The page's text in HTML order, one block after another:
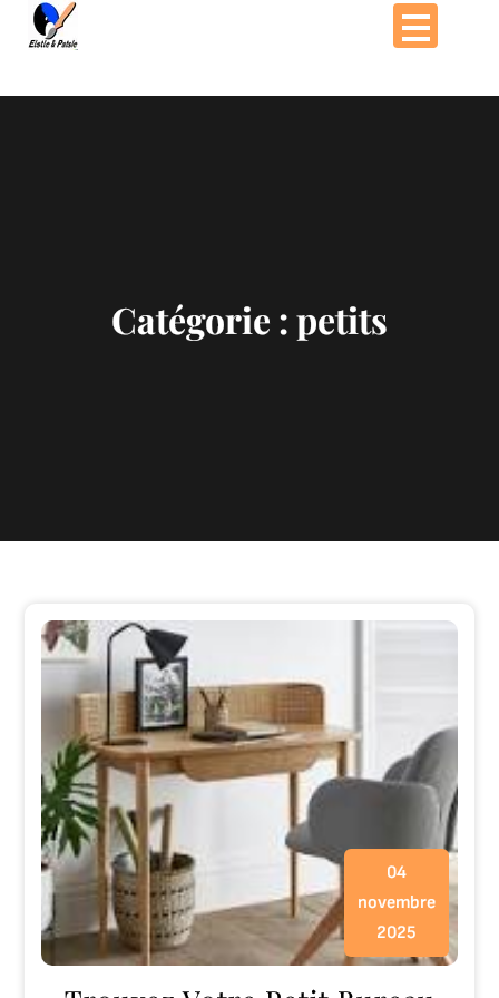
Passer
Catégorie :petits
04
novembre
2025